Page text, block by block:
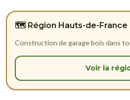
🗺️ Région Hauts-de-France
Construction de garage bois dans
Voir la